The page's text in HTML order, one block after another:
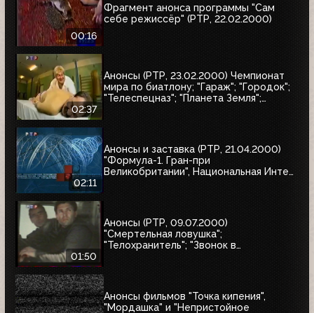
00:16
Фрагмент анонса программы "Сам
себе режиссёр" (РТР, 22.02.2000)
02:37
Анонсы (РТР, 23.02.2000) Чемпионат
мира по биатлону; "Гараж"; "Городок";
"Телеспецназ"; "Планета Земля";
02:11
Анонсы и заставка (РТР, 21.04.2000)
"Формула-1. Гран-при
Великобритании", Национальная Интел
01:50
Анонсы (РТР, 09.07.2000)
"Смертельная ловушка";
"Телохранитель"; "Звонок в
Анонсы фильмов "Точка кипения",
"Мордашка" и "Непристойное